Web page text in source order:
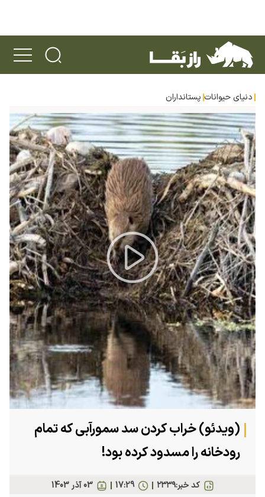
دنیای حیوانات پستانداران
Play
Video
(ویدئو) خراب کردن سد سمورآبی که تمام
رودخانه را مسدود کرده بود!
کد خبر:۲۳۳۹ 03 آذر 1403 17:29